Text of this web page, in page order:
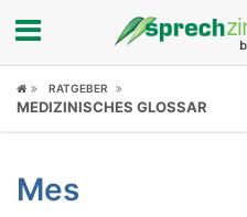
Fokus
Symptome
RATGEBER
MEDIZINISCHES GLOSSAR
Mes